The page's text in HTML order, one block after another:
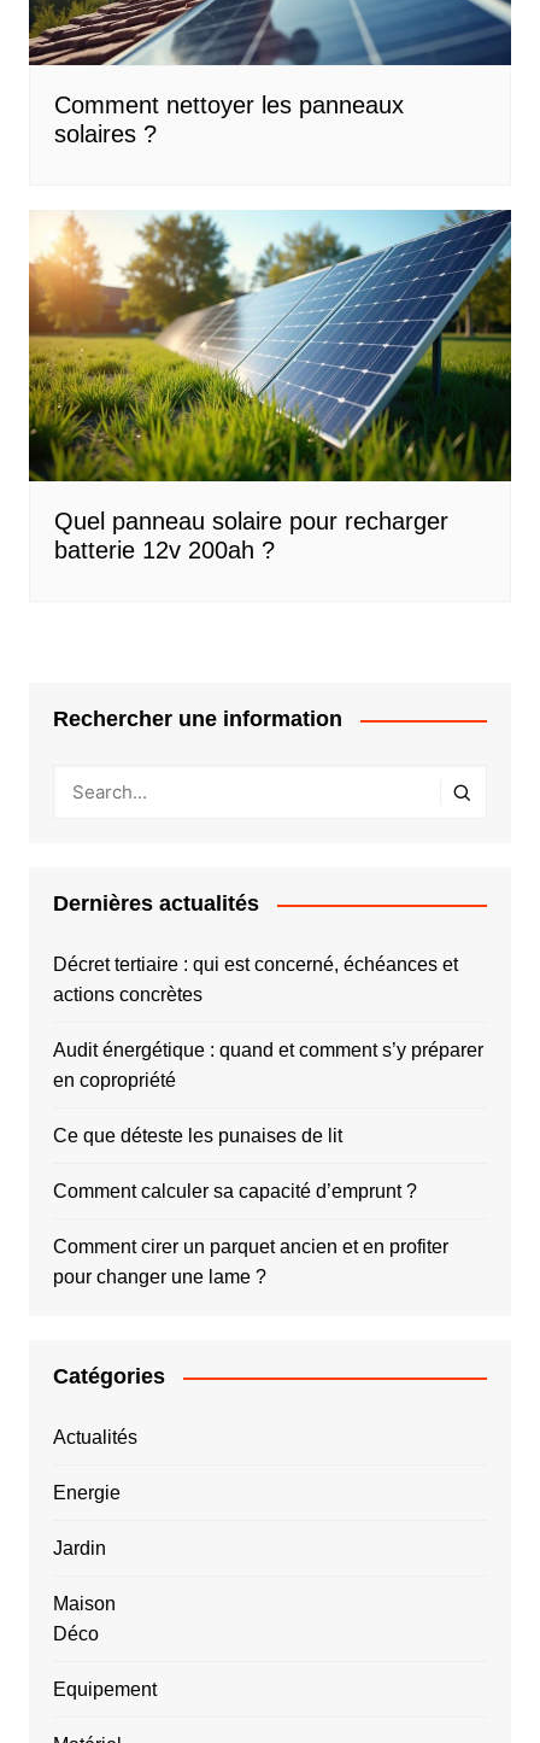
Comment nettoyer les panneaux
solaires ?
Quel panneau solaire pour recharger
batterie 12v 200ah ?
Rechercher une information
Dernières actualités
Décret tertiaire : qui est concerné, échéances et
actions concrètes
Audit énergétique : quand et comment s’y préparer
en copropriété
Ce que déteste les punaises de lit
Comment calculer sa capacité d’emprunt ?
Comment cirer un parquet ancien et en profiter
pour changer une lame ?
Catégories
Actualités
Energie
Jardin
Maison
Déco
Equipement